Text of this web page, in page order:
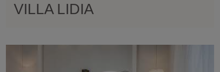
VILLA LIDIA